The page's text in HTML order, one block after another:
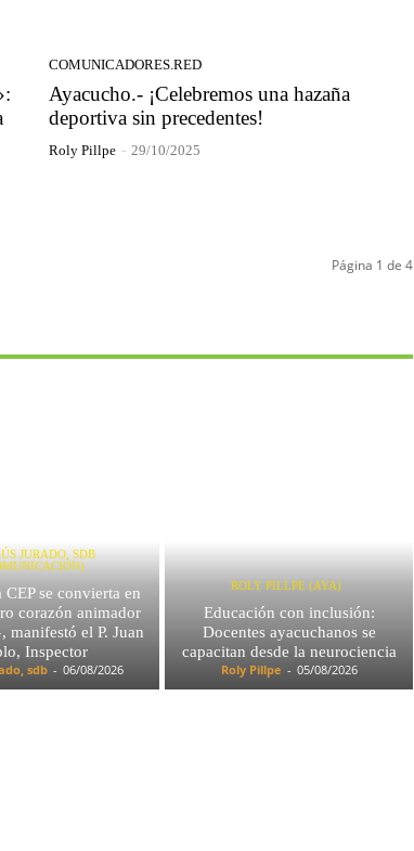
COMUNICADORES.RED
Ayacucho.- ¡Celebremos una hazaña
deportiva sin precedentes!
Roly Pillpe - 29/10/2025
Página 1 de 4
JURADO, SDB
CEP se convierta en
corazón animador
manifestó el P. Juan
Inspector
sdb - 06/08/2026
ROLY PILLPE (AYA)
Educación con inclusión:
Docentes ayacuchanos se
capacitan desde la neurociencia
Roly Pillpe - 05/08/2026